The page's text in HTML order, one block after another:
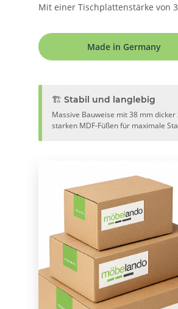
Mit einer Tischplattenstärke von
Made in Germany
🏗️ Stabil und langlebig
Massive Bauweise mit 38 mm
starken MDF-Füßen für maximale